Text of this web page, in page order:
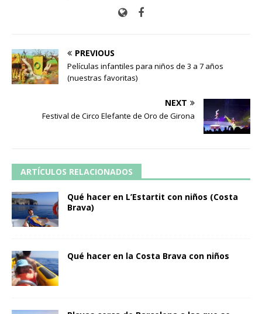
PREVIOUS
Películas infantiles para niños de 3 a 7 años
(nuestras favoritas)
NEXT
Festival de Circo Elefante de Oro de Girona
ARTÍCULOS RELACIONADOS
Qué hacer en L’Estartit con niños (Costa
Brava)
Qué hacer en la Costa Brava con niños